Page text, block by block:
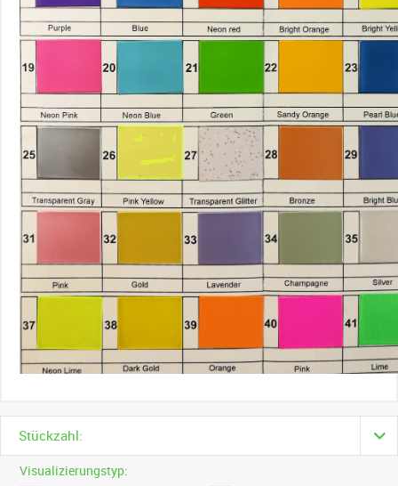
Stückzahl:
Visualizierungstyp: